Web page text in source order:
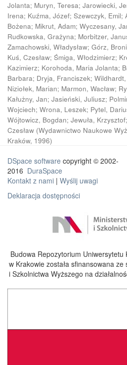
Jolanta; Muryn, Teresa; Jarowiecki,
Irena; Kuźma, Józef; Szewczyk, Emil;
Bożena; Mikrut, Adam; Wyczesany,
Rudkowska, Grażyna; Morbitzer,
Zamachowski, Władysław; Górz,
Kuś, Czesław; Śmiga, Włodzimierz;
Kazimierz; Korohoda, Maria Jolanta;
Barbara; Dryja, Franciszek;
Niziołek, Marian; Marmon, Wacław;
Kałużny, Jan; Jasieński, Juliusz;
Wojciech; Wrona, Leszek; Pytel,
Wójtowicz, Bogdan; Jewuła, Krzysztof;
Czesław (Wydawnictwo Naukowe
Kraków, 1996)
DSpace software copyright © 2002-
2016 DuraSpace
Kontakt z nami | Wyślij uwagi
Deklaracja dostępności
Budowa Repozytorium Uniwersytetu
w Krakowie została sfinansowana
i Szkolnictwa Wyższego na